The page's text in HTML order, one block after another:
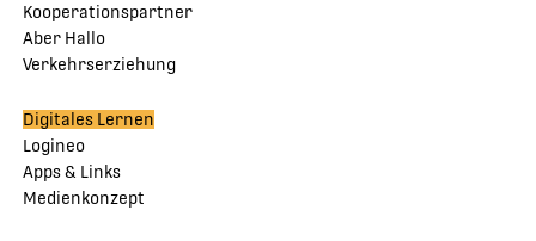
Kooperationspartner
Aber Hallo
Verkehrserziehung
Digitales Lernen
Logineo
Apps & Links
Medienkonzept